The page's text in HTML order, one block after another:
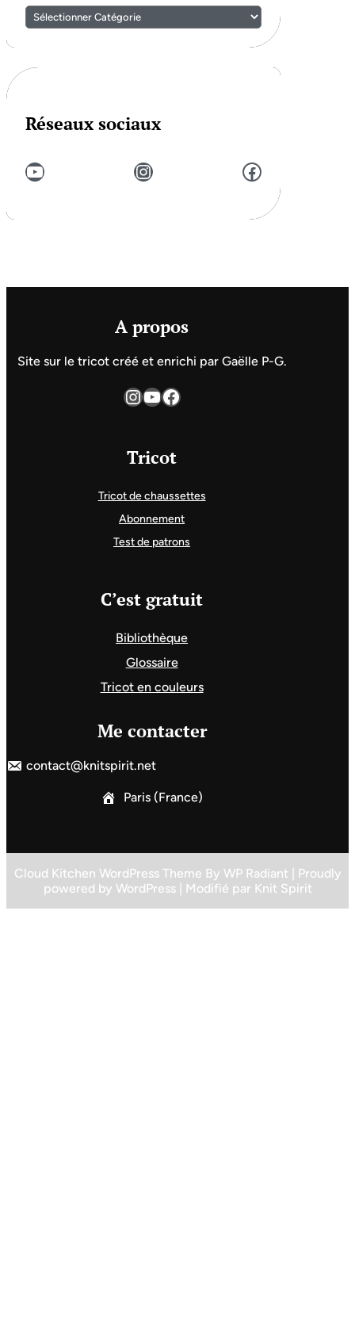
Réseaux sociaux
YouTube Instagram Facebook
A propos
Site sur le tricot créé et enrichi par Gaëlle P-G.
InstagramYouTube Facebook
Tricot
Tricot de chaussettes
Abonnement
Test de patrons
C’est gratuit
Bibliothèque
Glossaire
Tricot en couleurs
Me contacter
contact@knitspirit.net
Paris (France)
Cloud Kitchen WordPress Theme By WP Radiant | Proudly
powered by WordPress| Modifié par Knit Spirit